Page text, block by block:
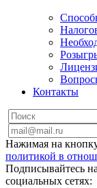
Контакты
Нажимая на
политикой в
Подписывайтесь
социальных сетях: